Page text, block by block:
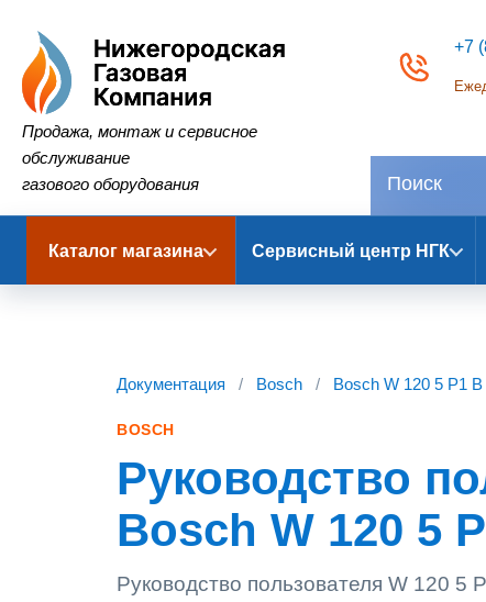
Нижегородская Газовая Компания
Продажа, монтаж и сервисное
обслуживание
газового оборудования
+7
Каталог магазина Сервисный центр НГК
Документация / Bosch / Bosch W 120 5 P1 B
BOSCH
Руководство
Bosch W 120 5
Руководство пользователя W 120